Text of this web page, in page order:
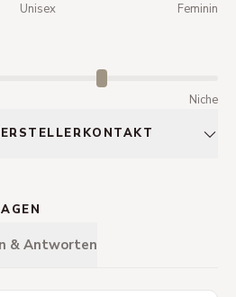
Unisex Feminin
Niche
& Antworten